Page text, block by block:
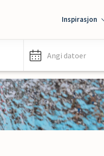
Inspirasjon
Angi datoer